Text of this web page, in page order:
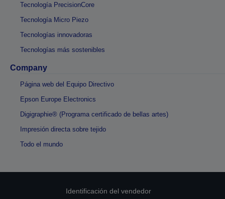
Tecnología PrecisionCore
Tecnología Micro Piezo
Tecnologías innovadoras
Tecnologías más sostenibles
Company
Página web del Equipo Directivo
Epson Europe Electronics
Digigraphie® (Programa certificado de bellas artes)
Impresión directa sobre tejido
Todo el mundo
Identificación del vendedor